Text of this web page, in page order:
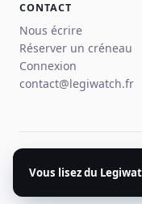
Vous lisez du
CONTACT
Nous écrire
Réserver un créneau
Connexion
contact@legiwatch.fr
Mentions légales